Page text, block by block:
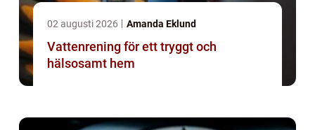
02 augusti 2026 Amanda Eklund
Vattenrening för ett tryggt och
hälsosamt hem